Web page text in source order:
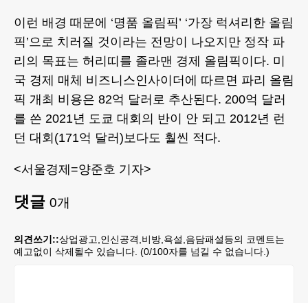
이런 배경 때문에 ‘명품 올림픽’ ‘가장 럭셔리한 올림
픽’으로 치러질 것이라는 전망이 나오지만 정작 파
리의 목표는 허리띠를 졸라맨 경제 올림픽이다. 미
국 경제 매체 비즈니스인사이더에 따르면 파리 올림
픽 개최 비용은 82억 달러로 추산된다. 200억 달러
를 쓴 2021년 도쿄 대회의 반이 안 되고 2012년 런
던 대회(171억 달러)보다도 훨씬 적다.
<서울경제=양준호 기자>
댓글 0개
의견쓰기::상업광고,인신공격,비방,욕설,음담패설등의 코멘트는
예고없이 삭제될수 있습니다. (0/100자를 넘길 수 없습니다.)